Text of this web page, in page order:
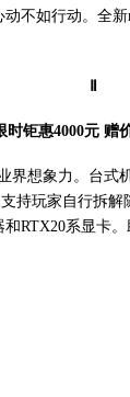
不如行动。全
时钜惠4000元 赠
界想象力。台式
持玩家自行拆
RTX20系显卡